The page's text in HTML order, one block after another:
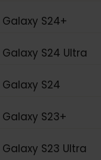
S24+
S24 Ultra
S24
S23+
S23 Ultra